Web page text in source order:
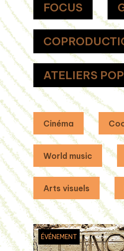
FOCUS
ATELIERS
Cinéma
World music
Arts visuels
ÉVÉNEMENT